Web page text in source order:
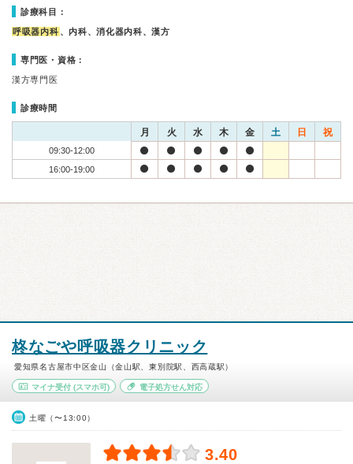
診療科目：
呼吸器内科 、内科、消化器内科、漢方
専門医・資格：
漢方専門医
診療時間
月 火 水 木 金 土 日 祝
09:30-12:00
16:00-19:00
柊なごや呼吸器クリニック
愛知県名古屋市中区金山（金山駅、東別院駅、西高蔵駅）
マイナ受付 (スマホ可) 電子処方せん対応
土曜（〜13:00）
3.40